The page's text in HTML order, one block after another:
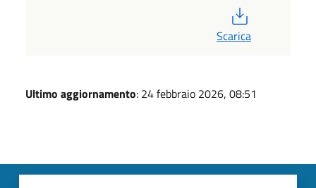
Scarica
Ultimo aggiornamento: 24 febbraio 2026, 08:51